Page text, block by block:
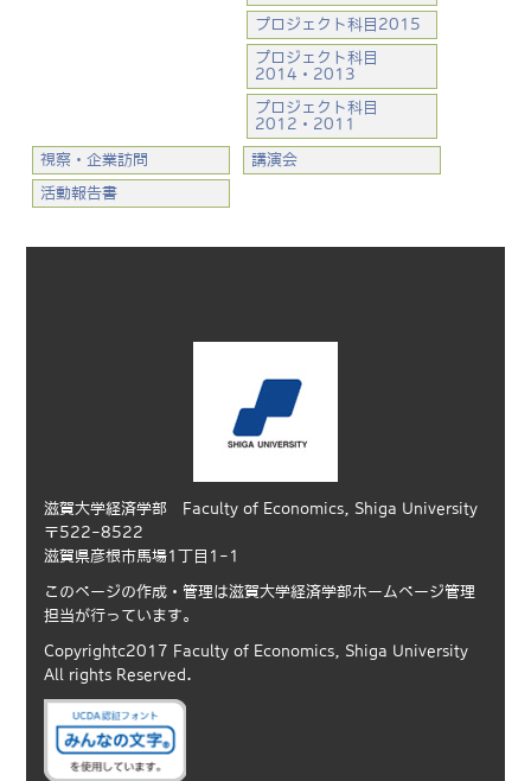
プロジェクト科目2015
プロジェクト科目
2014・2013
プロジェクト科目
2012・2011
視察・企業訪問 講演会
活動報告書
滋賀大学経済学部 Faculty of Economics, Shiga University
〒522-8522
滋賀県彦根市馬場1丁目1-1
このページの作成・管理は滋賀大学経済学部ホームページ管理
担当が行っています。
Copyrightc2017 Faculty of Economics, Shiga University
All rights Reserved.